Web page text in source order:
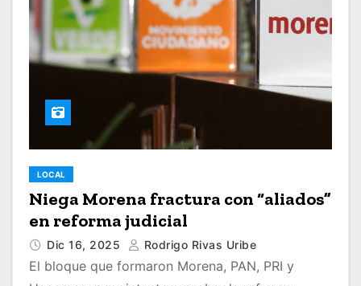
LOCAL
Niega Morena fractura con “aliados”
en reforma judicial
Dic 16, 2025 Rodrigo Rivas Uribe
El bloque que formaron Morena, PAN, PRI y